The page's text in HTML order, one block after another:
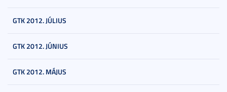
GTK 2012. JÚLIUS
GTK 2012. JÚNIUS
GTK 2012. MÁJUS